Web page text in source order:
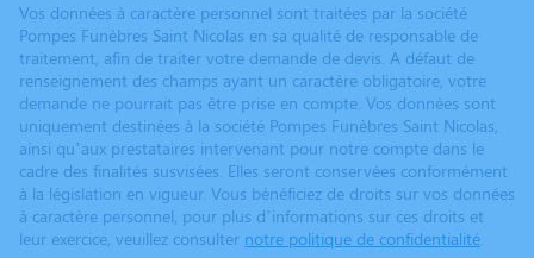
Vos données à caractère personnel sont traitées par la société
Pompes Funèbres Saint Nicolas en sa qualité de responsable de
traitement, afin de traiter votre demande de devis. A défaut de
renseignement des champs ayant un caractère obligatoire, votre
demande ne pourrait pas être prise en compte. Vos données sont
uniquement destinées à la société Pompes Funèbres Saint Nicolas,
ainsi qu’aux prestataires intervenant pour notre compte dans le
cadre des finalités susvisées. Elles seront conservées conformément
à la législation en vigueur. Vous bénéficiez de droits sur vos données
à caractère personnel, pour plus d’informations sur ces droits et
leur exercice, veuillez consulter notre politique de confidentialité.